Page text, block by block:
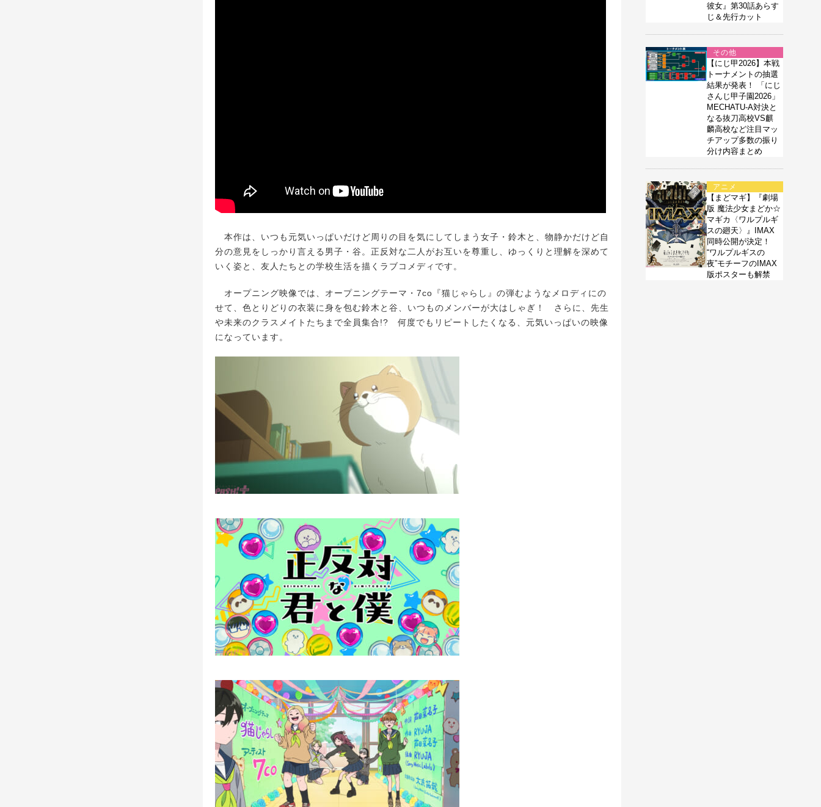
本作は、いつも元気いっぱいだけど周りの目を気にしてしまう女子・鈴木と、物静かだけど自
分の意見をしっかり言える男子・谷。正反対な二人がお互いを尊重し、ゆっくりと理解を深めて
いく姿と、友人たちとの学校生活を描くラブコメディです。
オープニング映像では、オープニングテーマ・7co『猫じゃらし』の弾むようなメロディにの
せて、色とりどりの衣装に身を包む鈴木と谷、いつものメンバーが大はしゃぎ！ さらに、先生
や未来のクラスメイトたちまで全員集合!? 何度でもリピートしたくなる、元気いっぱいの映像
になっています。
彼女』第30話あらす
じ＆先行カット
その他
【にじ甲2026】本戦
トーナメントの抽選
結果が発表！ 「にじ
さんじ甲子園2026」
MECHATU-A対決と
なる抜刀高校VS麒
麟高校など注目マッ
チアップ多数の振り
分け内容まとめ
アニメ
【まどマギ】『劇場
版 魔法少女まどか☆
マギカ〈ワルプルギ
スの廻天〉』IMAX
同時公開が決定！
“ワルプルギスの
夜”モチーフのIMAX
版ポスターも解禁